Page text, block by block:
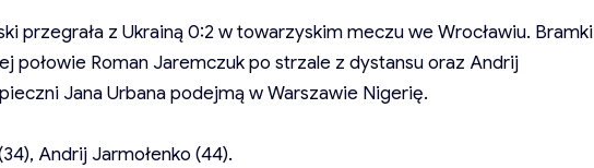
przegrała z Ukrainą 0:2 w towarzyskim meczu we Wrocławiu. Bramki
połowie Roman Jaremczuk po strzale z dystansu oraz Andrij
Jana Urbana podejmą w Warszawie Nigerię.
Andrij Jarmołenko (44).